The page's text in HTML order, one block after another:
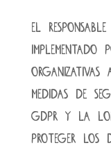
El
organizativas
medidas de
GDPR y la
proteger los